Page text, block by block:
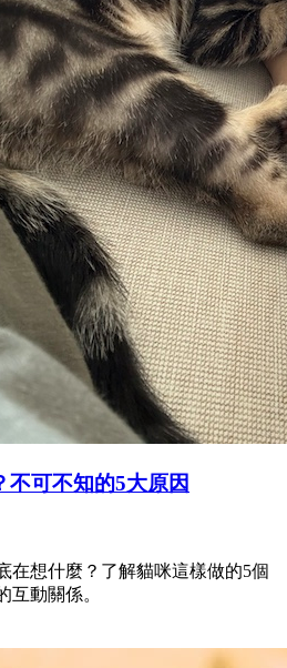
可不知的5大原因
在想什麼？了解貓咪這樣做的5個
互動關係。